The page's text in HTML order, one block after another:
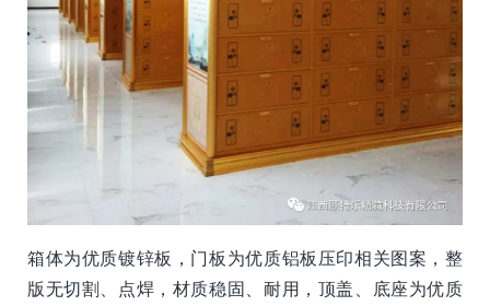
箱体为优质镀锌板，门板为优质铝板压印相关图案，整
版无切割、点焊，材质稳固、耐用，顶盖、底座为优质